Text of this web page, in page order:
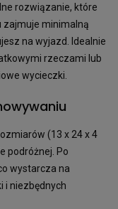
rozwiązanie, które
zajmuje minimalną
na wyjazd. Idealnie
rzeczami lub
wycieczki.
(13 x 24 x 4
podróżnej. Po
wystarcza na
i niezbędnych